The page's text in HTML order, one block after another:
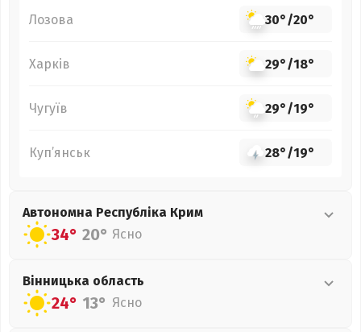
Лозова 30°/20°
Харків 29°/18°
Чугуїв 29°/19°
Куп’янськ 28°/19°
Автономна Республіка Крим
34° 20° Ясно
Вінницька область
24° 13° Ясно